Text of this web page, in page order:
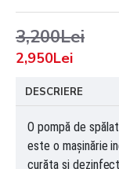
2,950Lei
3,200Lei
DESCRIERE
O pompă de
este o mașinărie
curăța și